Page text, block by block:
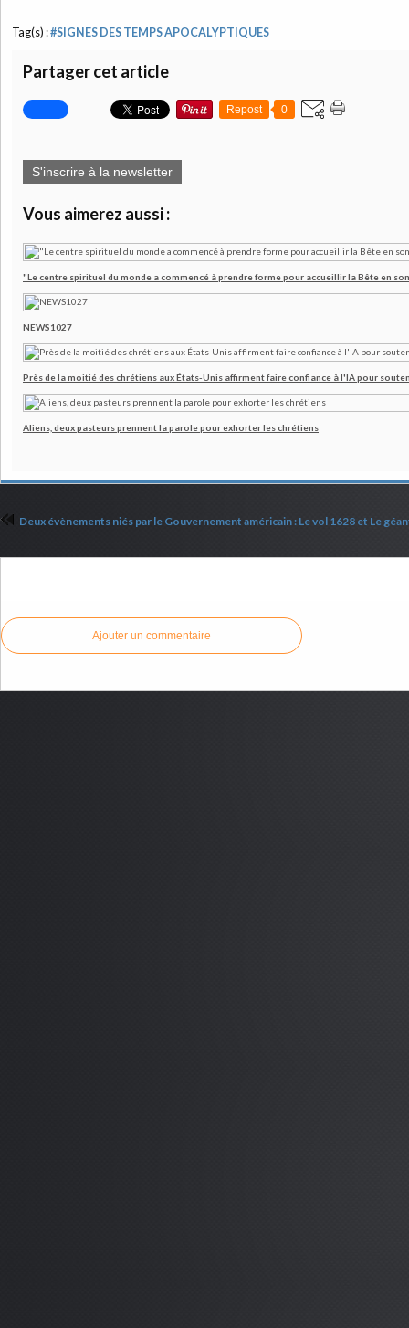
Tag(s) :#SIGNES DES TEMPS APOCALYPTIQUES
Partager cet article
Repost 0
S'inscrire à la newsletter
Vous aimerez aussi :
"Le centre spirituel du monde a commencé à prendre forme pour accueillir la Bête en
NEWS1027
Près de la moitié des chrétiens aux États-Unis affirment faire confiance à l'IA pour
Aliens, deux pasteurs prennent la parole pour exhorter les chrétiens
Ajouter un commentaire